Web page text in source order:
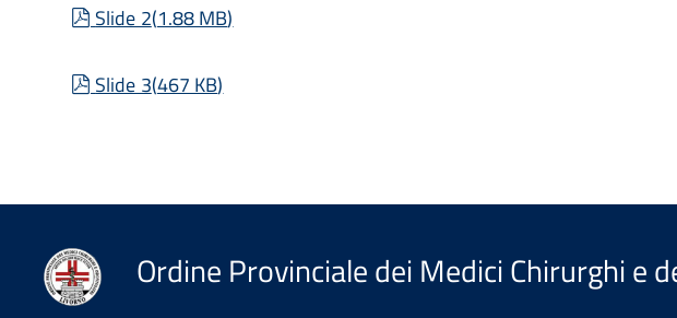
pdf
Slide 2(1.88 MB)
pdf
Slide 3(467 KB)
Ordine Provinciale dei Medici Chirurghi e